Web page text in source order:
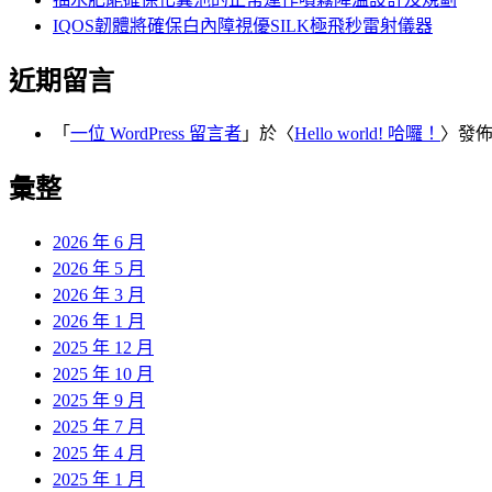
IQOS韌體將確保白內障視優SILK極飛秒雷射儀器
近期留言
「 一位 WordPress 留言者 」於〈Hello world! 哈囉！ 〉發
彙整
2026 年 6 月
2026 年 5 月
2026 年 3 月
2026 年 1 月
2025 年 12 月
2025 年 10 月
2025 年 9 月
2025 年 7 月
2025 年 4 月
2025 年 1 月